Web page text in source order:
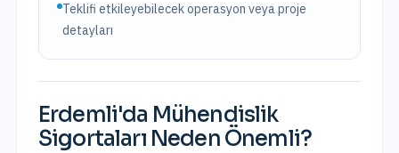
Teklifi etkileyebilecek operasyon veya proje
detayları
Erdemli'da Mühendislik
Sigortaları Neden Önemli?